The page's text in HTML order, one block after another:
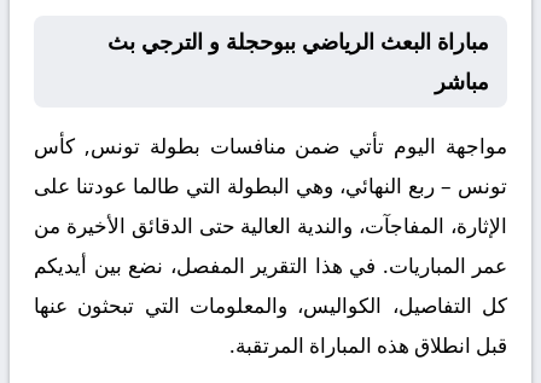
مباراة البعث الرياضي ببوحجلة و الترجي بث
مباشر
مواجهة اليوم تأتي ضمن منافسات بطولة تونس, كأس
تونس – ربع النهائي، وهي البطولة التي طالما عودتنا على
الإثارة، المفاجآت، والندية العالية حتى الدقائق الأخيرة من
عمر المباريات. في هذا التقرير المفصل، نضع بين أيديكم
كل التفاصيل، الكواليس، والمعلومات التي تبحثون عنها
قبل انطلاق هذه المباراة المرتقبة.